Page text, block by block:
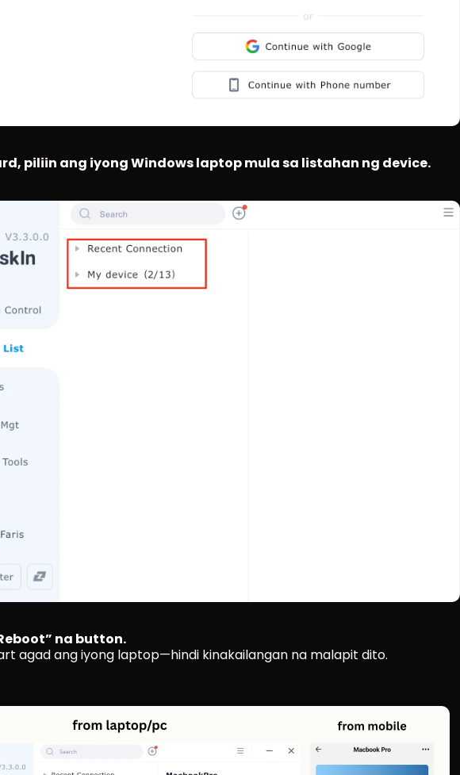
piliin ang iyong Windows laptop mula sa listahan ng device.
na button.
agad ang iyong laptop—hindi kinakailangan na malapit dito.